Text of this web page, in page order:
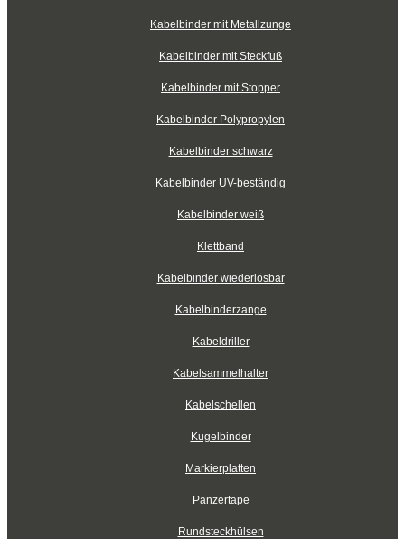
Kabelbinder mit Metallzunge
Kabelbinder mit Steckfuß
Kabelbinder mit Stopper
Kabelbinder Polypropylen
Kabelbinder schwarz
Kabelbinder UV-beständig
Kabelbinder weiß
Klettband
Kabelbinder wiederlösbar
Kabelbinderzange
Kabeldriller
Kabelsammelhalter
Kabelschellen
Kugelbinder
Markierplatten
Panzertape
Rundsteckhülsen